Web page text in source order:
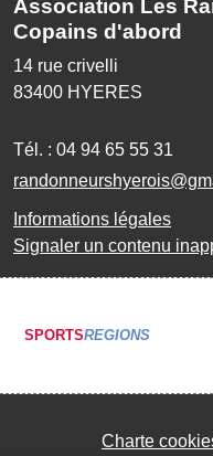
Association Les
Copains d'abord
14 rue crivelli
83400 HYERES
Tél. : 04 94 65 55 31
Informations légales
Signaler un contenu
SPORTSREGIONS
Charte